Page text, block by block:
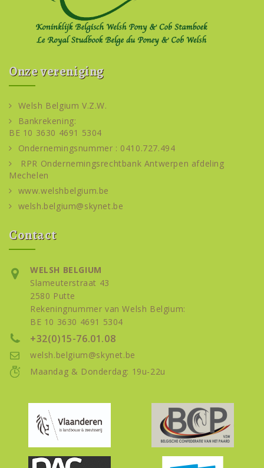
Onze vereniging
Welsh Belgium V.Z.W.
Bankrekening:
BE 10 3630 4691 5304
Ondernemingsnummer : 0410.727.494
RPR Ondernemingsrechtbank Antwerpen afdeling
Mechelen
www.welshbelgium.be
welsh.belgium@skynet.be
Contact
WELSH BELGIUM
Slameuterstraat 43
2580 Putte
Rekeningnummer van Welsh Belgium:
BE 10 3630 4691 5304
+32(0)15-76.01.08
welsh.belgium@skynet.be
Maandag & Donderdag: 19u-22u